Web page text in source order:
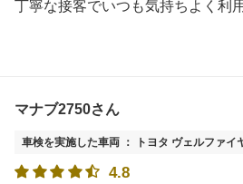
丁寧な接客でいつも気持ちよく利
マナブ2750さん
車検を実施した車両 ： トヨタ ヴェルファイ
4.8